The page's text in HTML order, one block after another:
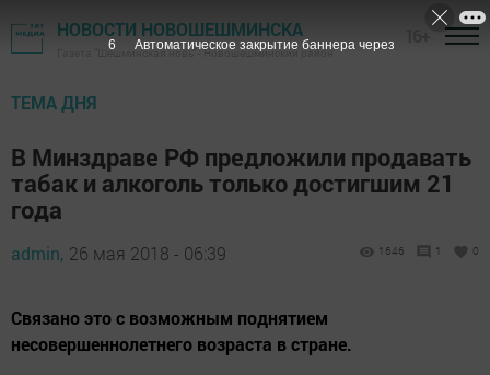
НОВОСТИ НОВОШЕШМИНСКА
Газета "Шешминская новь" - Новошешминский район
ТЕМА ДНЯ
В Минздраве РФ предложили продавать
табак и алкоголь только достигшим 21
года
admin, 26 мая 2018 - 06:39 1646 1 0
Связано это с возможным поднятием
несовершеннолетнего возраста в стране.
5 Автоматическое закрытие баннера через